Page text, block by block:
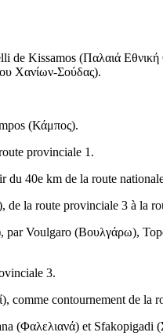
de Kissamos (Παλαιά
Χανίων-Σούδας).
(Κάμπος).
provinciale 1.
du 40e km de la route
de la route provinciale 3 à la
par Voulgaro (Βουλγάρω),
3.
), comme contournement de la
(Φαλελιανά) et Sfakopigadi (